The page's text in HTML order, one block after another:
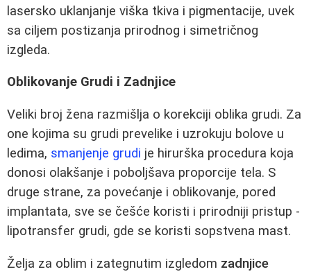
lasersko uklanjanje viška tkiva i pigmentacije, uvek
sa ciljem postizanja prirodnog i simetričnog
izgleda.
Oblikovanje Grudi i Zadnjice
Veliki broj žena razmišlja o korekciji oblika grudi. Za
one kojima su grudi prevelike i uzrokuju bolove u
ledima, smanjenje grudi je hirurška procedura koja
donosi olakšanje i poboljšava proporcije tela. S
druge strane, za povećanje i oblikovanje, pored
implantata, sve se češće koristi i prirodniji pristup -
lipotransfer grudi, gde se koristi sopstvena mast.
Želja za oblim i zategnutim izgledom zadnjice